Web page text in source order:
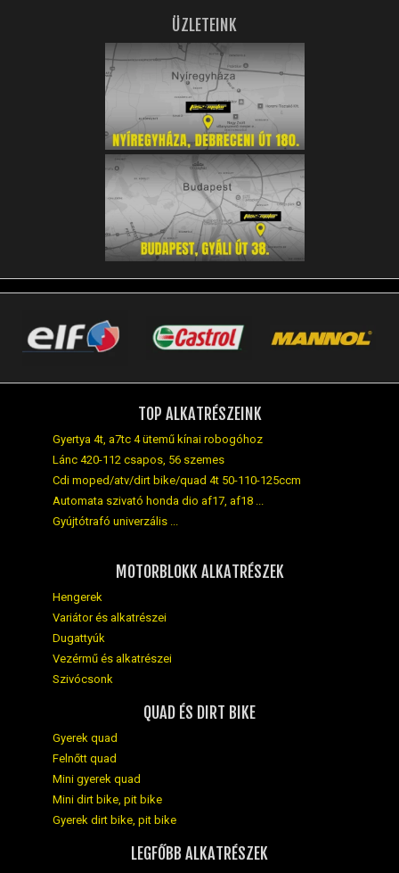
ÜZLETEINK
TOP ALKATRÉSZEINK
Gyertya 4t, a7tc 4 ütemű kínai robogóhoz
Lánc 420-112 csapos, 56 szemes
Cdi moped/atv/dirt bike/quad 4t 50-110-125ccm
Automata szivató honda dio af17, af18 ...
Gyújtótrafó univerzális ...
MOTORBLOKK ALKATRÉSZEK
Hengerek
Variátor és alkatrészei
Dugattyúk
Vezérmű és alkatrészei
Szivócsonk
QUAD ÉS DIRT BIKE
Gyerek quad
Felnőtt quad
Mini gyerek quad
Mini dirt bike, pit bike
Gyerek dirt bike, pit bike
LEGFŐBB ALKATRÉSZEK